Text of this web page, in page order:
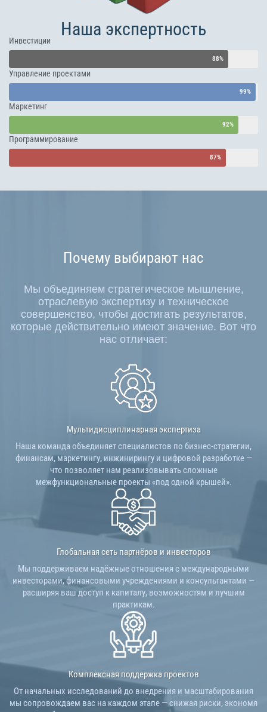
Наша экспертность
Инвестиции
88%
Управление проектами
99%
Маркетинг
92%
Программирование
87%
Почему выбирают нас
Мы объединяем стратегическое мышление,
отраслевую экспертизу и техническое
совершенство, чтобы достигать результатов,
которые действительно имеют значение. Вот что
нас отличает:
Мультидисциплинарная экспертиза
Наша команда объединяет специалистов по бизнес-стратегии,
финансам, маркетингу, инжинирингу и цифровой разработке —
что позволяет нам реализовывать сложные
межфункциональные проекты «под одной крышей».
Глобальная сеть партнёров и инвесторов
Мы поддерживаем надёжные отношения с международными
инвесторами, финансовыми учреждениями и консультантами —
расширяя ваш доступ к капиталу, возможностям и лучшим
практикам.
Комплексная поддержка проектов
От начальных исследований до внедрения и масштабирования
мы сопровождаем вас на каждом этапе — снижая риски, экономя